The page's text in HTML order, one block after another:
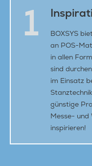
1
BOXSYS
an POS-
in allen
sind
im Einsatz
günstige
Messe- und
inspirieren!